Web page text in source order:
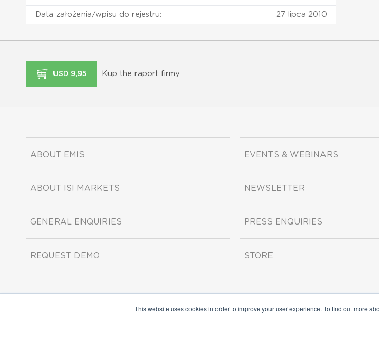
This website uses cookies in order to improve your user experience. To find out more
Data założenia/wpisu do rejestru: 27 lipca 2010
USD 9,95 Kup the raport firmy
ABOUT EMIS
ABOUT ISI MARKETS
GENERAL ENQUIRIES
REQUEST DEMO
EVENTS & WEBINARS
NEWSLETTER
PRESS ENQUIRIES
STORE
Copyright ©2026 ISI Markets. All rights reserved.